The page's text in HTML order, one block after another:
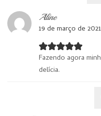
Aline
19 de março de
Fazendo agora
delícia.